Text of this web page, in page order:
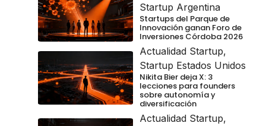
Startup Argentina
Startups del Parque de
Innovación ganan Foro de
Inversiones Córdoba 2026
Actualidad Startup,
Startup Estados Unidos
Nikita Bier deja X: 3
lecciones para founders
sobre autonomía y
diversificación
Actualidad Startup,